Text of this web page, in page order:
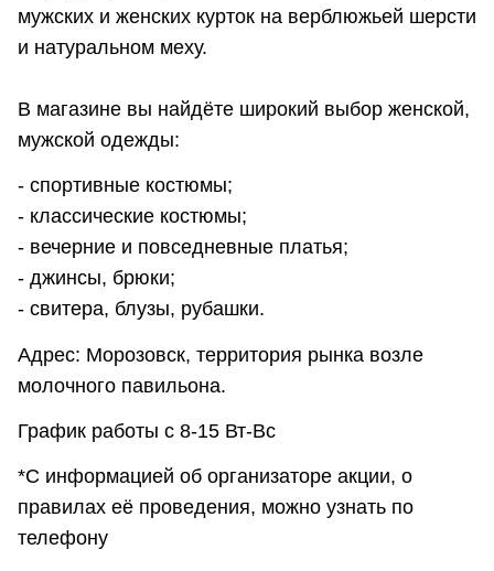
мужских и женских курток на верблюжьей шерсти
и натуральном меху.
В магазине вы найдёте широкий выбор женской,
мужской одежды:
- спортивные костюмы;
- классические костюмы;
- вечерние и повседневные платья;
- джинсы, брюки;
- свитера, блузы, рубашки.
Адрес: Морозовск, территория рынка возле
молочного павильона.
График работы с 8-15 Вт-Вс
*С информацией об организаторе акции, о
правилах её проведения, можно узнать по
телефону